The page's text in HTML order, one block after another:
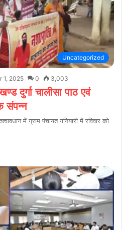
Uncategorized
1, 2025 0 3,003
दुर्गा चालीसा पाठ एवं
संपन्न
में ग्राम पंचायत गनियारी में रविवार को